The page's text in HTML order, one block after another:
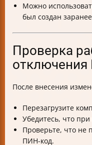
Можно
был создан
Проверка
После внесения
Перезагрузите
Убедитесь, что
Проверьте, что не
ПИН-код.